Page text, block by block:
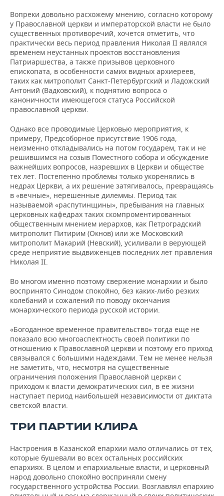
Вопреки довольно расхожему мнению, согласно которому
у Православной церкви и императорской власти не было
существенных противоречий, хочется отметить, что
практически весь период правления Николая II являлся
временем неустанных проектов восстановления
Патриаршества, а также призывов церковного
епископата, в особенности самих видных архиереев,
таких как митрополит Санкт-Петербургский и Ладожский
Антоний (Вадковский), к поднятию вопроса о
каноничности имеющегося статуса Российской
православной церкви.
Однако все проводимые Церковью мероприятия, к
примеру, Предсоборное присутствие 1906 года,
неизменно откладывались на потом государем, так и не
решившимся на созыв Поместного собора и обсуждение
важнейших вопросов, назревших в Церкви и обществе
тех лет. Постепенно проблемы только укоренялись в
недрах Церкви, а их решение затягивалось, превращаясь
в «вечные», нерешенные дилеммы. Период так
называемой «распутинщины», пребывания на главных
церковных кафедрах таких скомпроментированных
общественным мнением иерархов, как Петроградский
митрополит Питирим (Окнов) или же Московский
митрополит Макарий (Невский), усиливали в верующей
среде неприятие выдвиженцев последних лет правления
Николая II.
Во многом именно поэтому свержение монархии и было
воспринято Синодом спокойно, без каких-либо резких
колебаний и сожалений по поводу окончания
монархического периода русской истории.
«Богоданное временное правительство» тогда еще не
показало всю многоаспектность своей политики по
отношению к Православной церкви и поэтому его приход
связывался с большими надеждами. Тем не менее нельзя
не заметить, что, несмотря на существенные
ограничения положения Православной церкви с
приходом к власти демократических сил, в ее жизни
наступает период наибольшей независимости от диктата
светской власти.
ТРИ ПАРТИИ КЛИРА
Настроения в Казанской епархии мало отличались от тех,
которые бушевали во всех остальных российских
епархиях. В целом и епархиальные власти, и церковный
народ довольно спокойно восприняли смену
государственного устройства России. Возглавлял епархию